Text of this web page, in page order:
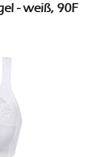
- weiß, 90F